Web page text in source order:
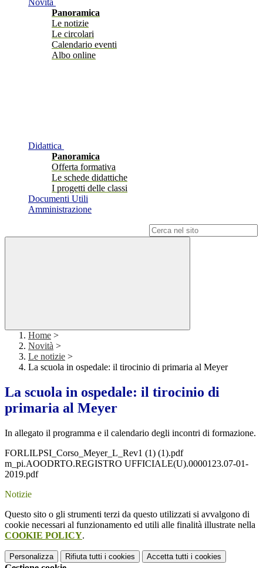
Novità
Panoramica
Le notizie
Le circolari
Calendario eventi
Albo online
Didattica
Panoramica
Offerta formativa
Le schede didattiche
I progetti delle classi
Documenti Utili
Amministrazione
Home >
Novità >
Le notizie >
La scuola in ospedale: il tirocinio di primaria al Meyer
La scuola in ospedale: il tirocinio di
primaria al Meyer
In allegato il programma e il calendario degli incontri di formazione.
FORLILPSI_Corso_Meyer_L_Rev1 (1) (1).pdf
m_pi.AOODRTO.REGISTRO UFFICIALE(U).0000123.07-01-
2019.pdf
Notizie
Questo sito o gli strumenti terzi da questo utilizzati si avvalgono di
cookie necessari al funzionamento ed utili alle finalità illustrate nella
COOKIE POLICY.
Personalizza Rifiuta tutti i cookies Accetta tutti i cookies